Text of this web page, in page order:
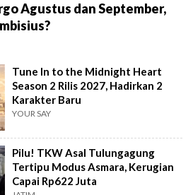
Agustus dan September,
Tune In to the Midnight Heart
Season 2 Rilis 2027, Hadirkan 2
Karakter Baru
YOUR SAY
Pilu! TKW Asal Tulungagung
Tertipu Modus Asmara, Kerugian
Capai Rp622 Juta